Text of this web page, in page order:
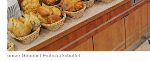
unser Gourmet-Frühstücksbuffet